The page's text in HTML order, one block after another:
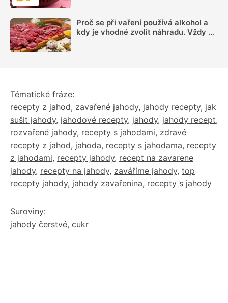
Proč se při vaření používá alkohol a
kdy je vhodné zvolit náhradu. Vždy se
Tématické fráze:
recepty z jahod, zavařené jahody, jahody recepty, jak
sušit jahody, jahodové recepty, jahody, jahody recept,
rozvařené jahody, recepty s jahodami, zdravé
recepty z jahod, jahoda, recepty s jahodama, recepty
z jahodami, recepty jahody, recept na zavarene
jahody, recepty na jahody, zaváříme jahody, top
recepty jahody, jahody zavařenina, recepty s jahody
Suroviny:
jahody čerstvé, cukr